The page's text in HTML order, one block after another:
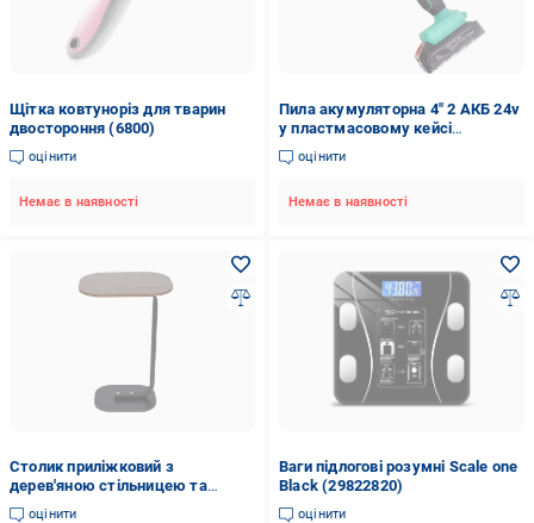
Щітка ковтуноріз для тварин
двостороння (6800)
оцінити
Немає в наявності
Пила акумуляторна 4" 2 АКБ 24v
у пластмасовому кейсі
(29433594)
оцінити
Немає в наявності
Столик приліжковий з
дерев'яною стільницею та
металевою основою (2554)
оцінити
Ваги підлогові розумні Scale one
Black (29822820)
оцінити